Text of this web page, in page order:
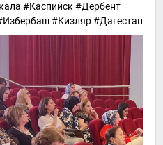
#Каспийск #Дербент
#Кизляр #Дагестан